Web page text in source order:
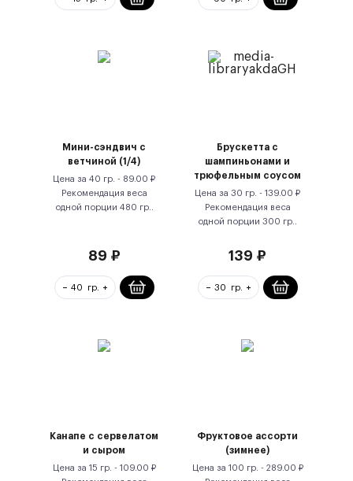
Мини-сэндвич с
ветчиной (1/4)
Цена за 40 гр. - 89.00 ₽
Рекомендация веса
одной порции 480 гр.
89 ₽
Брускетта с
шампиньонами и
трюфельным соусом
Цена за 30 гр. - 139.00 ₽
Рекомендация веса
одной порции 300 гр.
139 ₽
Канапе с сервелатом
и сыром
Цена за 15 гр. - 109.00 ₽
Фруктовое ассорти
(зимнее)
Цена за 100 гр. - 289.00 ₽